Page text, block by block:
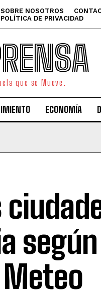
SOBRE NOSOTROS
POLÍTICA DE PRIVACIDAD
que se Mueve.
ECONOMÍA